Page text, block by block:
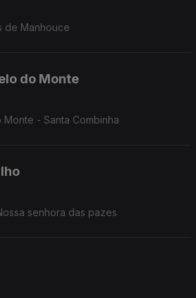
de Manhouce
do Monte
- Santa Combinha
senhora das pazes